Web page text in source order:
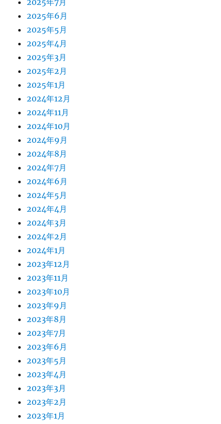
2025年7月
2025年6月
2025年5月
2025年4月
2025年3月
2025年2月
2025年1月
2024年12月
2024年11月
2024年10月
2024年9月
2024年8月
2024年7月
2024年6月
2024年5月
2024年4月
2024年3月
2024年2月
2024年1月
2023年12月
2023年11月
2023年10月
2023年9月
2023年8月
2023年7月
2023年6月
2023年5月
2023年4月
2023年3月
2023年2月
2023年1月